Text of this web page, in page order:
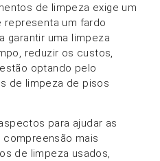
de limpeza exige um
representa um fardo
garantir uma limpeza
reduzir os custos,
optando pelo
de limpeza de pisos
para ajudar as
mais
de limpeza usados,